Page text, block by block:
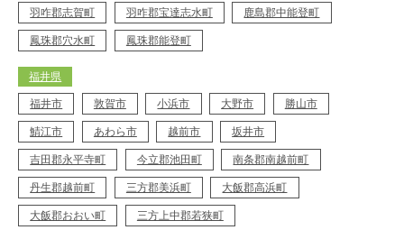
羽咋郡志賀町 羽咋郡宝達志水町 鹿島郡中能登町
鳳珠郡穴水町 鳳珠郡能登町
福井県
福井市 敦賀市 小浜市 大野市 勝山市
鯖江市 あわら市 越前市 坂井市
吉田郡永平寺町 今立郡池田町 南条郡南越前町
丹生郡越前町 三方郡美浜町 大飯郡高浜町
大飯郡おおい町 三方上中郡若狭町